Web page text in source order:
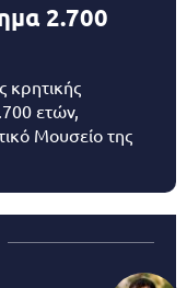
2.700
κρητικής
ετών,
Μουσείο της